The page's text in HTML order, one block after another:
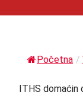
Početna /
ITHS